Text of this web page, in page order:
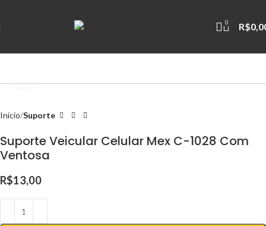
0 R$
Início Suporte
Suporte Veicular Celular Mex C-1028 Com
Ventosa
R$13,00